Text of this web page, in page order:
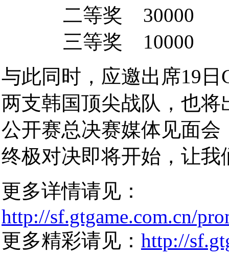
二等奖 30000
三等奖 10000
与此同时，应邀出席19日
两支韩国顶尖战队，也
公开赛总决赛媒体见面
终极对决即将开始，让我
更多详情请见：
http://sf.gtgame.com.cn/
更多精彩请见： http://